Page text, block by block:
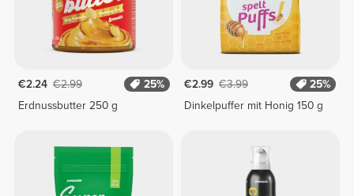
€2.24 €2.99
25%
Erdnussbutter 250 g
€2.99 €3.99
25%
Dinkelpuffer mit Honig 150 g